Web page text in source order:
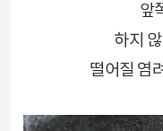
앞
하지
떨어질 염